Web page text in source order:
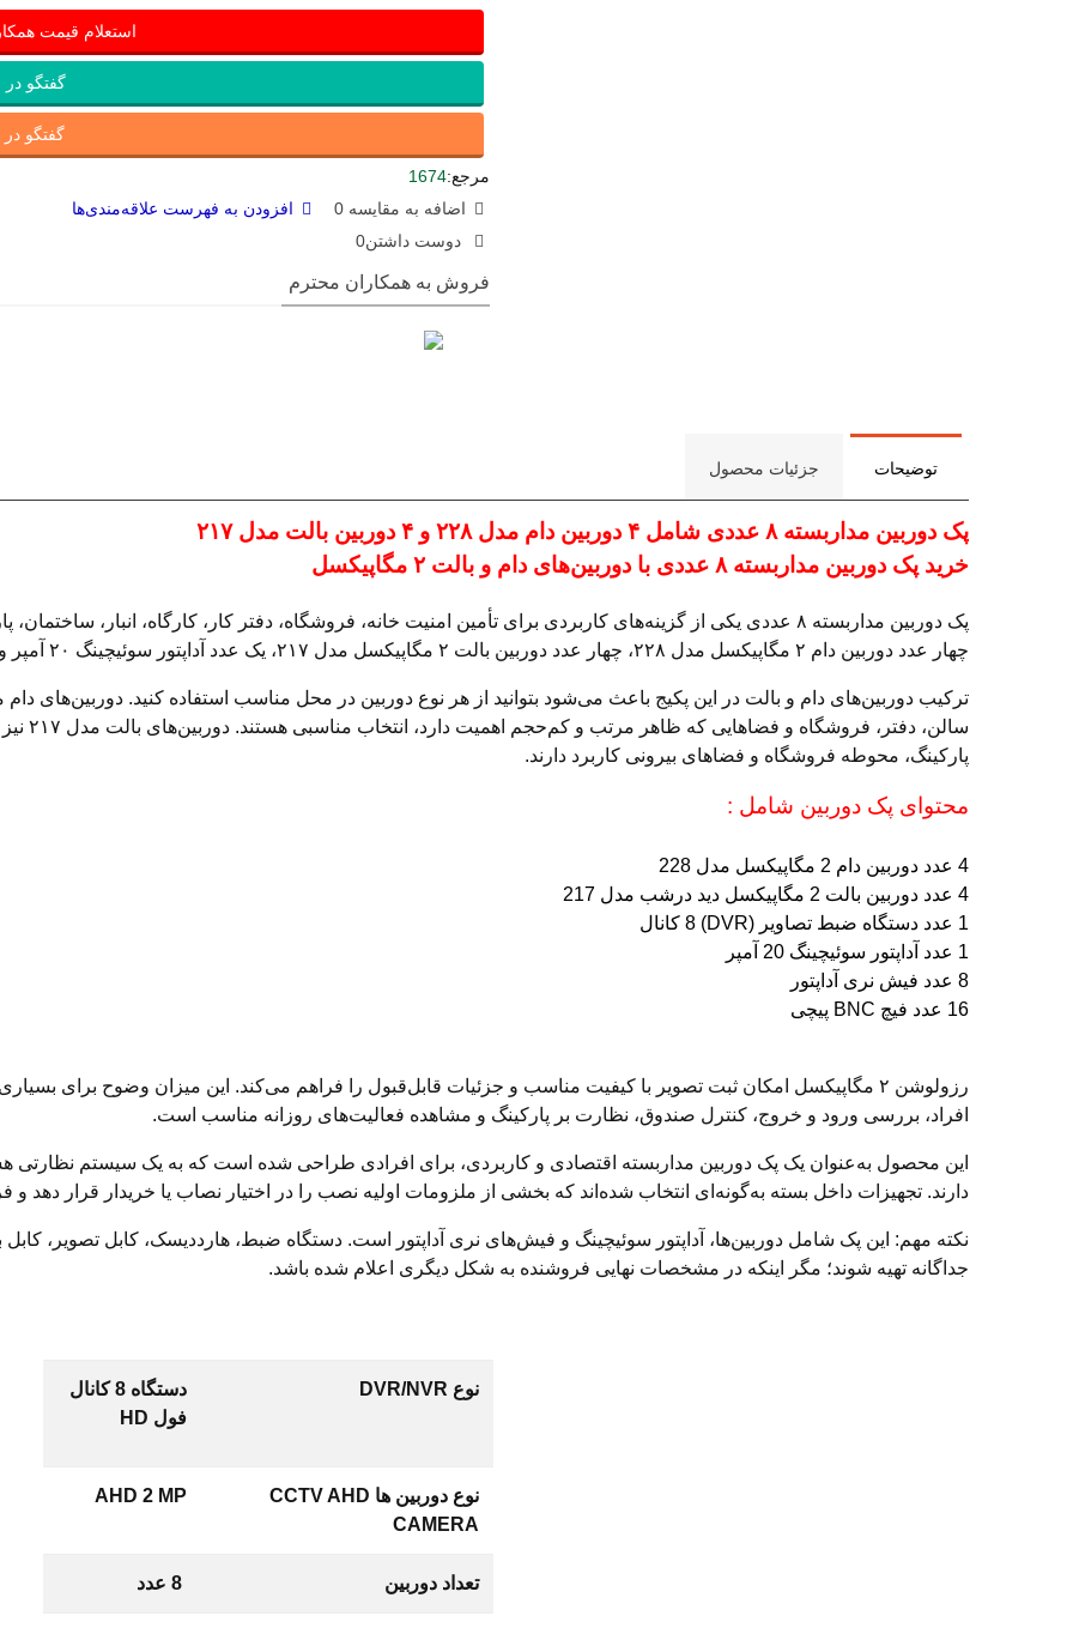
استعلام قیمت
گفتگو در
گفتگو در
مرجع:1674
اضافه به مقایسه 0
افزودن به فهرست علاقه‌مندی‌ها
دوست داشتن0
فروش به همکاران محترم
توضیحات جزئیات محصول
پک دوربین مداربسته ۸ عددی شامل ۴ دوربین دام مدل ۲۲۸ و ۴ دوربین بالت مدل ۲۱۷
خرید پک دوربین مداربسته ۸ عددی با دوربین‌های دام و بالت ۲ مگاپیکسل
پک دوربین مداربسته ۸ عددی یکی از گزینه‌های کاربردی برای تأمین امنیت خانه، فروشگاه، دفتر کار، کارگاه،
چهار عدد دوربین دام ۲ مگاپیکسل مدل ۲۲۸، چهار عدد دوربین بالت ۲ مگاپیکسل مدل ۲۱۷، یک عدد آداپتور سوئیچینگ ۲۰ آمپر و هشت عدد فیش نری آداپتور
سالن،
پارکینگ، محوطه فروشگاه و فضاهای بیرونی کاربرد دارند.
محتوای پک دوربین شامل :
4 عدد دوربین دام 2 مگاپیکسل مدل 228
4 عدد دوربین بالت 2 مگاپیکسل دید درشب مدل 217
1 عدد دستگاه ضبط تصاویر (DVR) 8 کانال
1 عدد آداپتور سوئیچینگ 20 آمپر
8 عدد فیش نری آداپتور
16 عدد فیچ BNC پیچی
رزولوشن ۲ مگاپیکسل امکان ثبت تصویر با کیفیت مناسب و جزئیات قابل‌قبول را فراهم می‌کند. این میزان وضوح برای
افراد، بررسی ورود و خروج، کنترل صندوق، نظارت بر پارکینگ و مشاهده فعالیت‌های روزانه مناسب است.
این محصول به‌عنوان یک پک دوربین مداربسته اقتصادی و کاربردی، برای افرادی طراحی شده است که به یک سیستم نظارتی
دارند. تجهیزات داخل بسته به‌گونه‌ای انتخاب شده‌اند که بخشی از ملزومات اولیه نصب را در اختیار نصاب یا خریدار قرار دهد و
نکته مهم: این پک شامل دوربین‌ها، آداپتور سوئیچینگ و فیش‌های نری آداپتور است. دستگاه ضبط، هارددیسک، کابل تصویر،
جداگانه تهیه شوند؛ مگر اینکه در مشخصات نهایی فروشنده به شکل دیگری اعلام شده باشد.
نوع DVR/NVR
دستگاه 8 کانال
فول HD
نوع دوربین ها CCTV AHD
CAMERA
AHD 2 MP
تعداد دوربین